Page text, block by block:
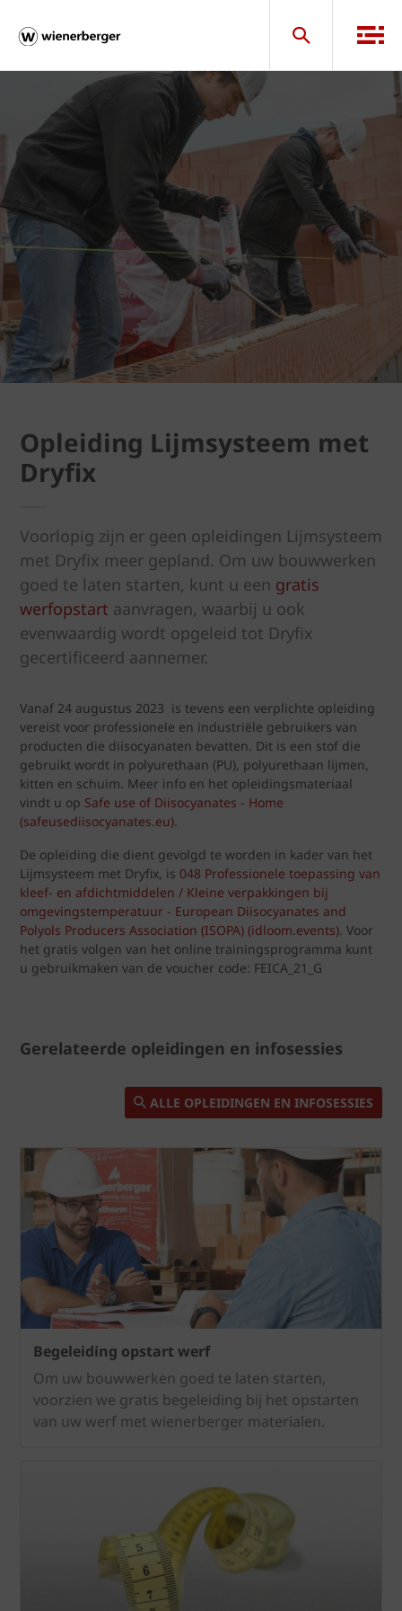
Opleiding Lijmsysteem met
Dryfix
Voorlopig zijn er geen opleidingen Lijmsysteem
met Dryfix meer gepland. Om uw bouwwerken
goed te laten starten, kunt u een gratis
werfopstart aanvragen, waarbij u ook
evenwaardig wordt opgeleid tot Dryfix
gecertificeerd aannemer.
Vanaf 24 augustus 2023 is tevens een verplichte opleiding
vereist voor professionele en industriële gebruikers van
producten die diisocyanaten bevatten. Dit is een stof die
gebruikt wordt in polyurethaan (PU), polyurethaan lijmen,
kitten en schuim. Meer info en het opleidingsmateriaal
vindt u op Safe use of Diisocyanates - Home
(safeusediisocyanates.eu).
De opleiding die dient gevolgd te worden in kader van het
Lijmsysteem met Dryfix, is 048 Professionele toepassing van
kleef- en afdichtmiddelen / Kleine verpakkingen bij
omgevingstemperatuur - European Diisocyanates and
Polyols Producers Association (ISOPA) (idloom.events). Voor
het gratis volgen van het online trainingsprogramma kunt
u gebruikmaken van de voucher code: FEICA_21_G
Gerelateerde opleidingen en infosessies
ALLE OPLEIDINGEN EN INFOSESSIES
Begeleiding opstart werf
Om uw bouwwerken goed te laten starten,
voorzien we gratis begeleiding bij het opstarten
van uw werf met wienerberger materialen.